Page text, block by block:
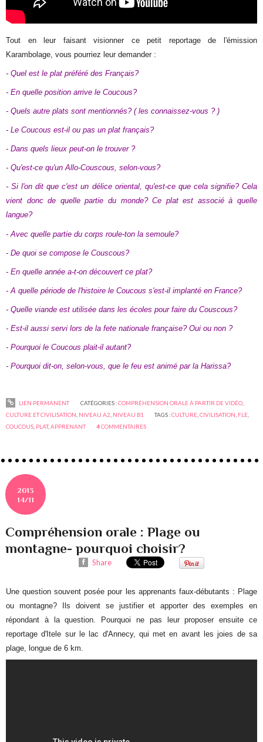
Tout en leur faisant visionner ce petit reportage de l'émission
Karambolage, vous pourriez leur demander :
- Quel est le plat préféré des Français?
- En quelle position arrive le Coucous?
- Quels autre plats sont mentionnés? ( les connaissez-vous ? )
- Le Coucous est-il ou pas un plat français?
- Dans quels lieux peut-on le trouver ?
- Qu'est-ce qu'un Allo-Couscous, selon-vous?
- Si l'on dit que c'est un délice oriental, qu'est-ce que cela signifie? Cela
vient donc de quelle partie du monde? Ce plat est associé à quelle
langue?
- Avec quelle partie du corps roule-ton la semoule?
- De quoi se compose le Couscous?
- En quelle année a-t-on découvert ce plat?
- A quelle période de l'histoire le Coucous s'est-il implanté en France?
- Quelle viande est utilisée dans les écoles pour faire du Couscous?
- Est-il aussi servi lors de la fete nationale française? Oui ou non ?
- Pourquoi le Coucous plait-il autant?
- Pourquoi dit-on, selon-vous, que le feu est animé par la Harissa?
LIEN PERMANENT CATÉGORIES :COMPRÉHENSION ORALE À PARTIR DE VIDÉO,
CULTURE ET CIVILISATION NIVEAU A2 NIVEAU B1 TAGS :CULTURE ,CIVILISATION FLE
COUCOUS PLAT,APPRENANT 4COMMENTAIRES
2013
14/11
Compréhension orale : Plage ou
montagne- pourquoi choisir?
Share
Une question souvent posée pour les apprenants faux-débutants : Plage
ou montagne? Ils doivent se justifier et apporter des exemples en
répondant à la question. Pourquoi ne pas leur proposer ensuite ce
reportage d'Itele sur le lac d'Annecy, qui met en avant les joies de sa
plage, longue de 6 km.